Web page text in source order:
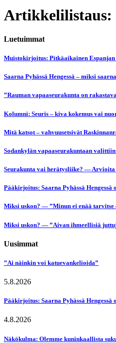
Artikkelilistaus:
Luetuimmat
Muistokirjoitus: Pitkäaikainen
Saarna Pyhässä Hengessä – miksi
”Rauman vapaaseurakunta on
Kolumni: Seuris – kiva kokemus vai
Mitä katsot – vahvuusetsivät
Sodankylän vapaaseurakuntaan
Seurakunta vai herätysliike? —
Pääkirjoitus: Saarna Pyhässä Hengessä
Miksi uskon? — ”Minun ei enää tarvitse
Miksi uskon? — ”Aivan ihmeellisiä
Uusimmat
”Ai näinkin voi katuevankelioida”
5.8.2026
Pääkirjoitus: Saarna Pyhässä Hengessä
4.8.2026
Näkökulma: Olemme kuninkaallista